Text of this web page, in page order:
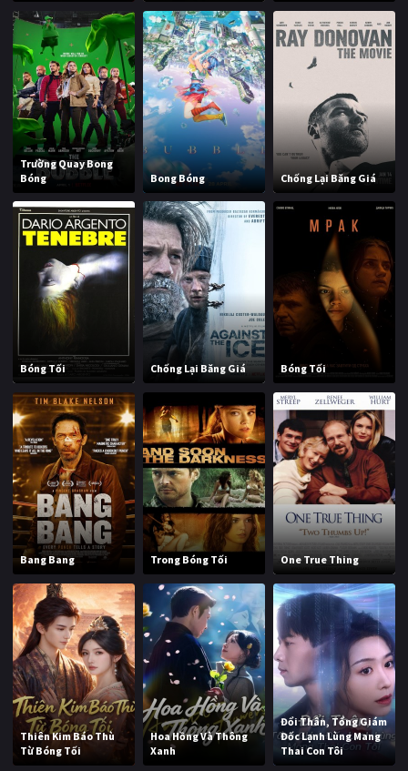
Trường Quay Bong
Bóng
Bong Bóng Chống Lại Băng Giá
Bóng Tối Chống Lại Băng Giá Bóng Tối
Bang Bang Trong Bóng Tối One True Thing
Thiên Kim Báo Thù
Từ Bóng Tối
Hoa Hồng Và Thông
Xanh
Đổi Thân, Tổng Giám
Đốc Lạnh Lùng Mang
Thai Con Tôi